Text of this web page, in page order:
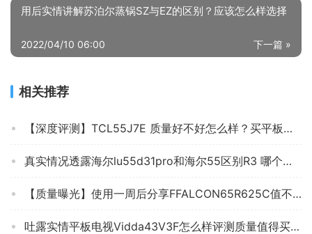
用后实情讲解苏泊尔蒸锅SZ与EZ的区别？应该怎么样选择
下一篇 »
2022/04/10 06:00
相关推荐
【深度评测】TCL55J7E 质量好不好怎么样？买平板电视 应该注意哪些方面细节！
真实情况透露海尔lu55d31pro和海尔55区别R3 哪个更好用？只选对的不选贵的
【质量曝光】使用一周后分享FFALCON65R625C值不值得买，来看看平板电视评测数据
吐露实情平板电视Vidda43V3F怎么样评测质量值得买吗？